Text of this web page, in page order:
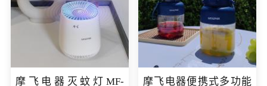
摩飞电器灭蚊灯MF-
摩飞电器便携式多功能